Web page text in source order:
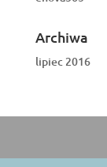
Archiwa
lipiec 2016